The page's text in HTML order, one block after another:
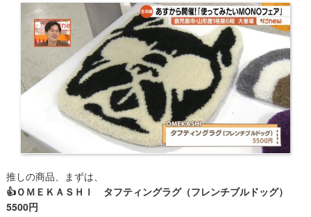
推しの商品、まずは、
👍ＯＭＥＫＡＳＨＩ タフティングラグ（フレンチブルドッグ）
5500円